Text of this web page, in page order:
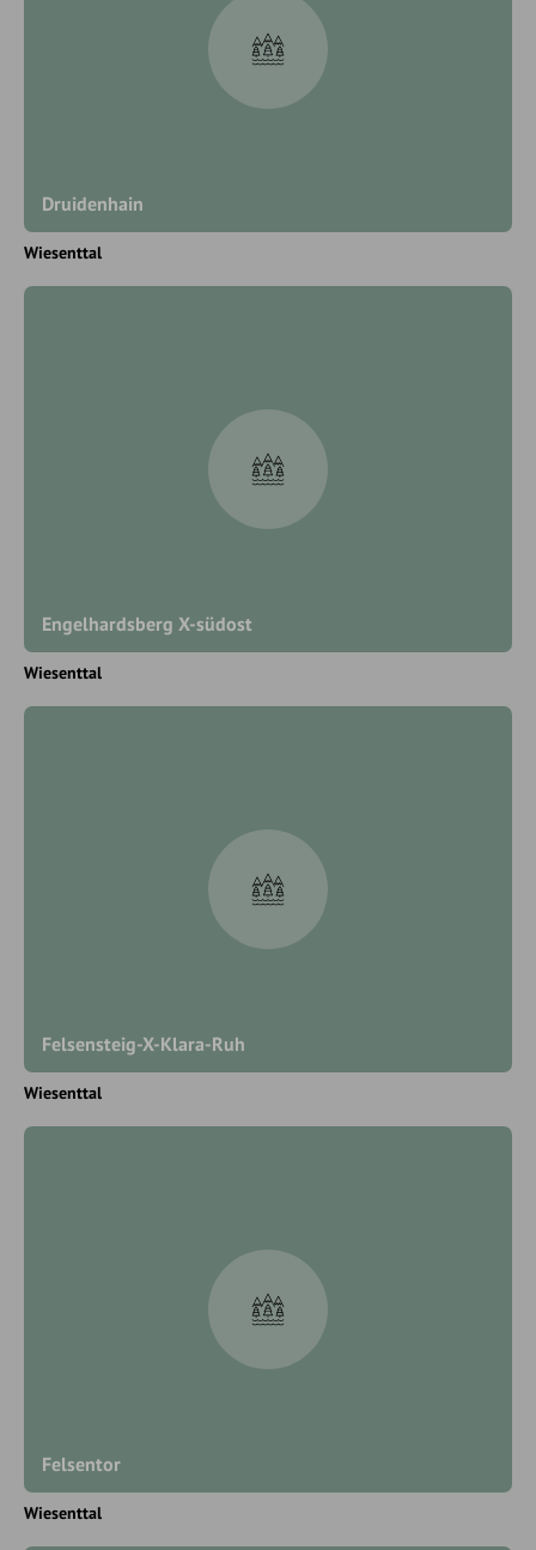
Druidenhain
Wiesenttal
Engelhardsberg X-südost
Wiesenttal
Felsensteig-X-Klara-Ruh
Wiesenttal
Felsentor
Wiesenttal